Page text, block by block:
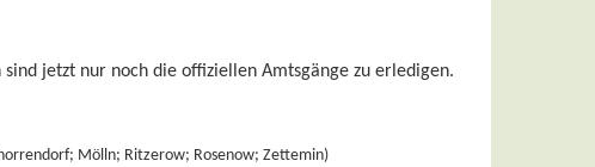
jetzt nur noch die offiziellen Amtsgänge zu erledigen.
Mölln; Ritzerow; Rosenow; Zettemin)